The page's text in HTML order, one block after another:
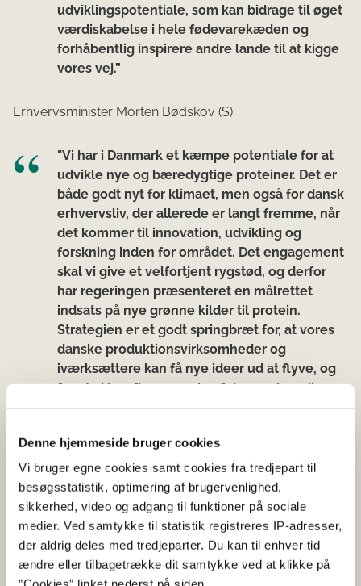
Denne hjemmeside bruger cookies
Vi bruger egne cookies samt cookies fra tredjepart til
besøgsstatistik, optimering af brugervenlighed,
sikkerhed, video og adgang til funktioner på sociale
medier. Ved samtykke til statistik registreres IP-adresser,
der aldrig deles med tredjeparter. Du kan til enhver tid
ændre eller tilbagetrække dit samtykke ved at klikke på
udviklingspotentiale, som kan bidrage til øget
værdiskabelse i hele fødevarekæden og
forhåbentlig inspirere andre lande til at kigge
vores vej.”
Erhvervsminister Morten Bødskov (S):
"Vi har i Danmark et kæmpe potentiale for at
udvikle nye og bæredygtige proteiner. Det er
både godt nyt for klimaet, men også for dansk
erhvervsliv, der allerede er langt fremme, når
det kommer til innovation, udvikling og
forskning inden for området. Det engagement
skal vi give et velfortjent rygstød, og derfor
har regeringen præsenteret en målrettet
indsats på nye grønne kilder til protein.
Strategien er et godt springbræt for, at vores
danske produktionsvirksomheder og
iværksættere kan få nye ideer ud at flyve, og
for at vi kan fjerne nogle af de unødvendige
barrierer, der forhindrer og forsinker
Læs strategi for grønne proteiner til dyr og
mennesker her.